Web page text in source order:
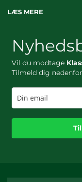
LÆS MERE
Vil du modtage
Tilmeld dig